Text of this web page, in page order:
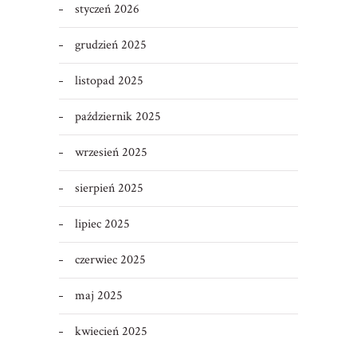
styczeń 2026
grudzień 2025
listopad 2025
październik 2025
wrzesień 2025
sierpień 2025
lipiec 2025
czerwiec 2025
maj 2025
kwiecień 2025